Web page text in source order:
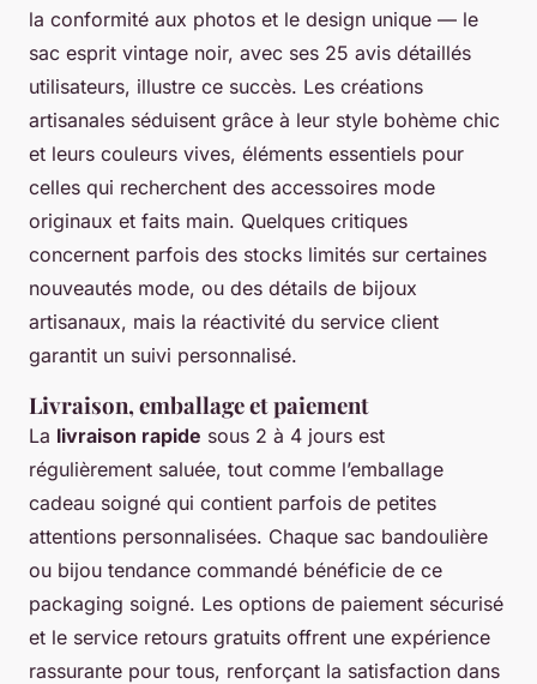
la conformité aux photos et le design unique — le
sac esprit vintage noir, avec ses 25 avis détaillés
utilisateurs, illustre ce succès. Les créations
artisanales séduisent grâce à leur style bohème chic
et leurs couleurs vives, éléments essentiels pour
celles qui recherchent des accessoires mode
originaux et faits main. Quelques critiques
concernent parfois des stocks limités sur certaines
nouveautés mode, ou des détails de bijoux
artisanaux, mais la réactivité du service client
garantit un suivi personnalisé.
Livraison, emballage et paiement
La livraison rapide sous 2 à 4 jours est
régulièrement saluée, tout comme l’emballage
cadeau soigné qui contient parfois de petites
attentions personnalisées. Chaque sac bandoulière
ou bijou tendance commandé bénéficie de ce
packaging soigné. Les options de paiement sécurisé
et le service retours gratuits offrent une expérience
rassurante pour tous, renforçant la satisfaction dans